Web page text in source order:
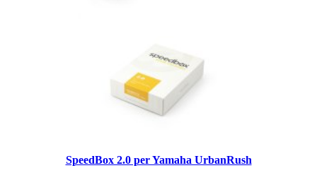
SpeedBox 2.0 per Yamaha UrbanRush